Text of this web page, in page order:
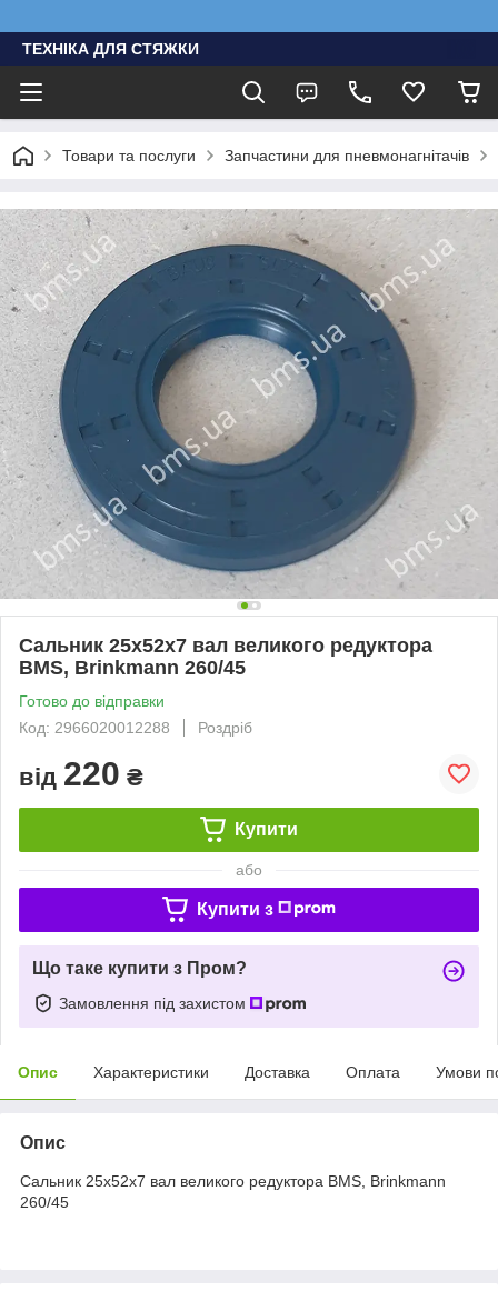
ТЕХНІКА ДЛЯ СТЯЖКИ
Товари та послуги Запчастини для пневмонагнітачів
Сальник 25х52х7 вал великого редуктора
BMS, Brinkmann 260/45
Готово до відправки
Код: 2966020012288
Роздріб
від 220 ₴
Купити
або
Купити з
Що таке купити з Пром?
Замовлення під захистом
Опис Характеристики Доставка Оплата Умови
Опис
Сальник 25х52х7 вал великого редуктора BMS, Brinkmann
260/45